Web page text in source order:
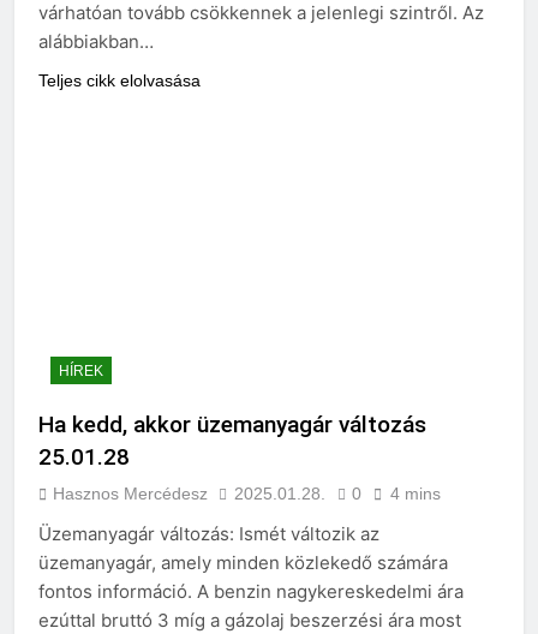
várhatóan tovább csökkennek a jelenlegi szintről. Az
alábbiakban…
Teljes cikk elolvasása
HÍREK
Ha kedd, akkor üzemanyagár változás
25.01.28
Hasznos Mercédesz 2025.01.28. 0 4 mins
Üzemanyagár változás: Ismét változik az
üzemanyagár, amely minden közlekedő számára
fontos információ. A benzin nagykereskedelmi ára
ezúttal bruttó 3 míg a gázolaj beszerzési ára most